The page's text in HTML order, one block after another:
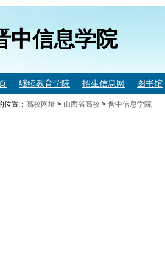
中信息学院
继续教育学院 招生信息网 图书馆
位置： 高校网址 > 山西省高校 > 晋中信息学院